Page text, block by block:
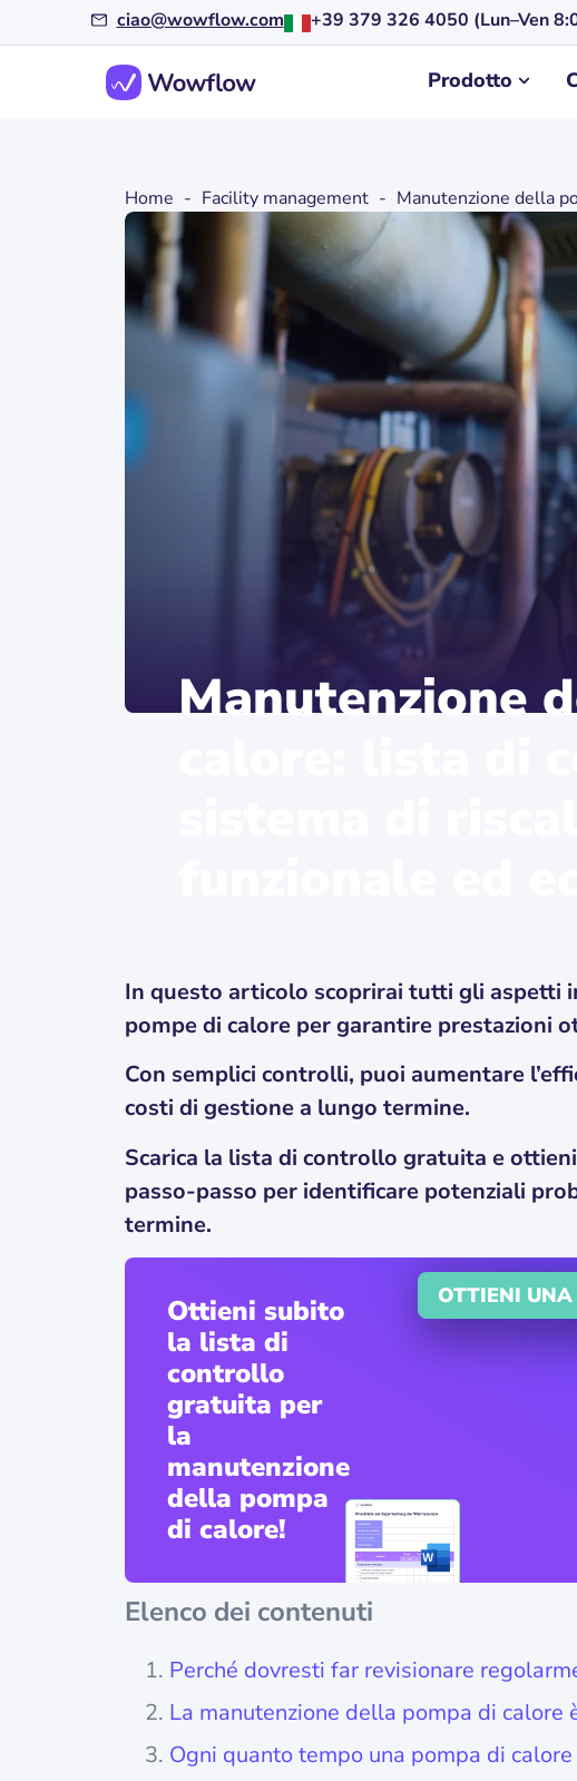
ciao@wowflow.com +39 379 326 4050 (Lun–Ven
Prodotto
Home - Facility management - Manutenzione della
Manutenzione
In questo articolo scoprirai tutti gli aspetti
pompe di calore per garantire prestazioni
Con semplici controlli, puoi aumentare
costi di gestione a lungo termine.
Scarica la lista di controllo gratuita e
passo-passo per identificare potenziali
termine.
Ottieni subito
la lista di
controllo
gratuita per
la
manutenzione
della pompa
di calore!
OTTIENI
Elenco dei contenuti
Perché dovresti far revisionare
La manutenzione della pompa di calore
Ogni quanto tempo una pompa di